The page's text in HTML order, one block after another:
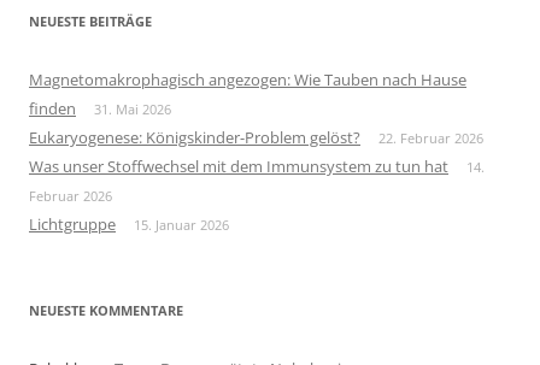
NEUESTE BEITRÄGE
Magnetomakrophagisch angezogen: Wie Tauben nach Hause
finden
31. Mai 2026
Eukaryogenese: Königskinder-Problem gelöst? 22. Februar 2026
Was unser Stoffwechsel mit dem Immunsystem zu tun hat
14.
Februar 2026
Lichtgruppe 15. Januar 2026
NEUESTE KOMMENTARE